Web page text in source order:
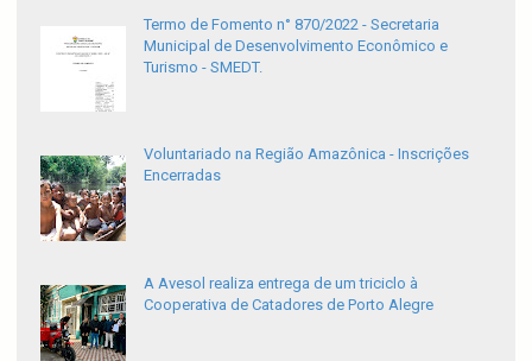
Termo de Fomento n° 870/2022 - Secretaria
Municipal de Desenvolvimento Econômico e
Turismo - SMEDT.
Voluntariado na Região Amazônica - Inscrições
Encerradas
A Avesol realiza entrega de um triciclo à
Cooperativa de Catadores de Porto Alegre